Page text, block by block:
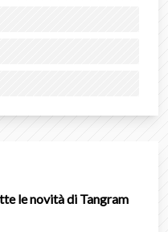
le novità di Tangram